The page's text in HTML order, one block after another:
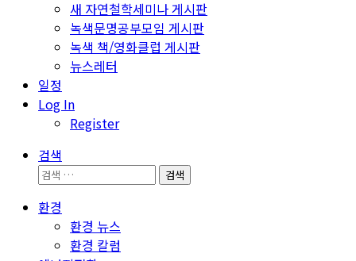
새 자연철학세미나 게시판
녹색문명공부모임 게시판
녹색 책/영화클럽 게시판
뉴스레터
일정
Log In
Register
검색
검
환경
환경 뉴스
환경 칼럼